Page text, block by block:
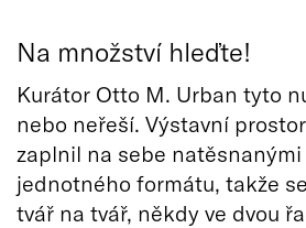
Na množství hleďte!
Kurátor Otto M. Urban tyto
nebo neřeší. Výstavní
zaplnil na sebe
jednotného formátu, takže
tvář na tvář, někdy ve dvou